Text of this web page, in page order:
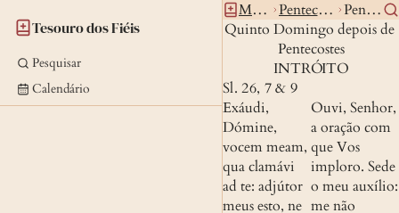
Tesouro dos Fiéis
Pesquisar
Calendário
Missal Pentecostes
Pent5 0
Quinto Domingo depois de
Pentecostes
INTRÓITO
Sl. 26, 7 & 9
Exáudi,
Dómine,
vocem meam,
qua clamávi
ad te: adjútor
meus esto, ne
Ouvi, Senhor,
a oração com
que Vos
imploro. Sede
o meu auxílio:
me não